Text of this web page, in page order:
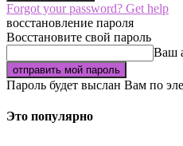
Forgot your password? Get help
восстановление пароля
Восстановите свой пароль
Ваш
Пароль будет выслан Вам по
Это популярно